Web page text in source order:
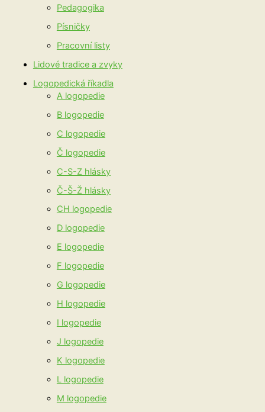
Pedagogika
Písničky
Pracovní listy
Lidové tradice a zvyky
Logopedická říkadla
A logopedie
B logopedie
C logopedie
Č logopedie
C-S-Z hlásky
Č-Š-Ž hlásky
CH logopedie
D logopedie
E logopedie
F logopedie
G logopedie
H logopedie
I logopedie
J logopedie
K logopedie
L logopedie
M logopedie